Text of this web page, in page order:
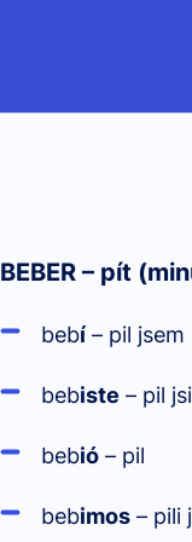
BEBER – pít
bebí – pil jsem
bebiste – pil jsi
bebió – pil
bebimos – pili